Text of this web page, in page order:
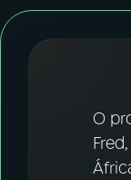
ACOMPANHE A
YouTube
O